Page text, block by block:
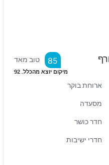
טוב מאד 85
מיקום יוצא מהכלל.92
ארוחת בוקר
מסעדה
חדר כושר
חדרי ישיבות